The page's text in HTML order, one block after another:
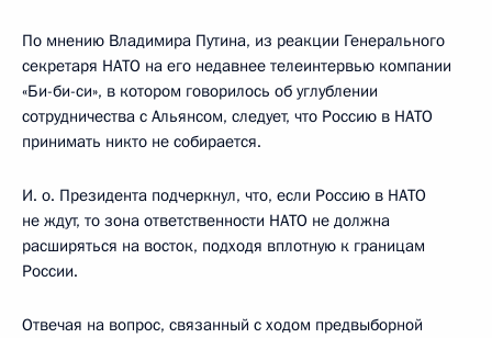
По мнению Владимира Путина, из реакции Генерального
секретаря НАТО на его недавнее телеинтервью компании
«Би-би-си», в котором говорилось об углублении
сотрудничества с Альянсом, следует, что Россию в НАТО
принимать никто не собирается.
И. о. Президента подчеркнул, что, если Россию в НАТО
не ждут, то зона ответственности НАТО не должна
расширяться на восток, подходя вплотную к границам
России.
Отвечая на вопрос, связанный с ходом предвыборной